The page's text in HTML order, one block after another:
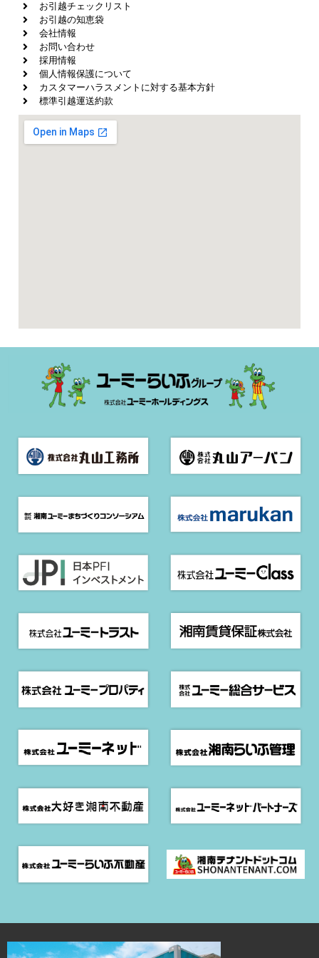
お引越チェックリスト
お引越の知恵袋
会社情報
お問い合わせ
採用情報
個人情報保護について
カスタマーハラスメントに対する基本方針
標準引越運送約款